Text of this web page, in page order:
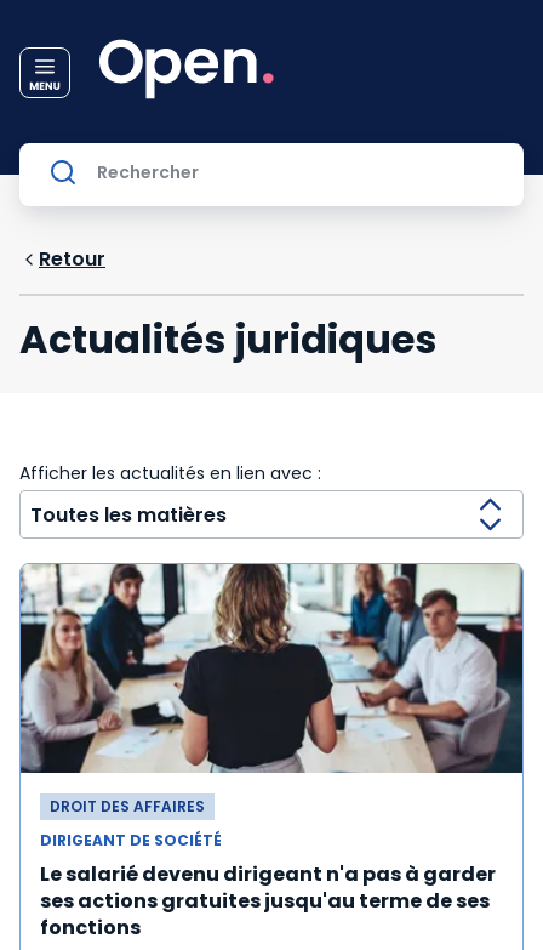
Retour
Actualités juridiques
Afficher les actualités en lien avec :
DROIT DES AFFAIRES
DIRIGEANT DE SOCIÉTÉ
Le salarié devenu dirigeant n'a pas à garder
ses actions gratuites jusqu'au terme de ses
fonctions